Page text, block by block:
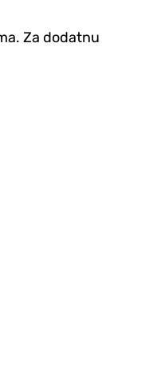
Za dodatnu